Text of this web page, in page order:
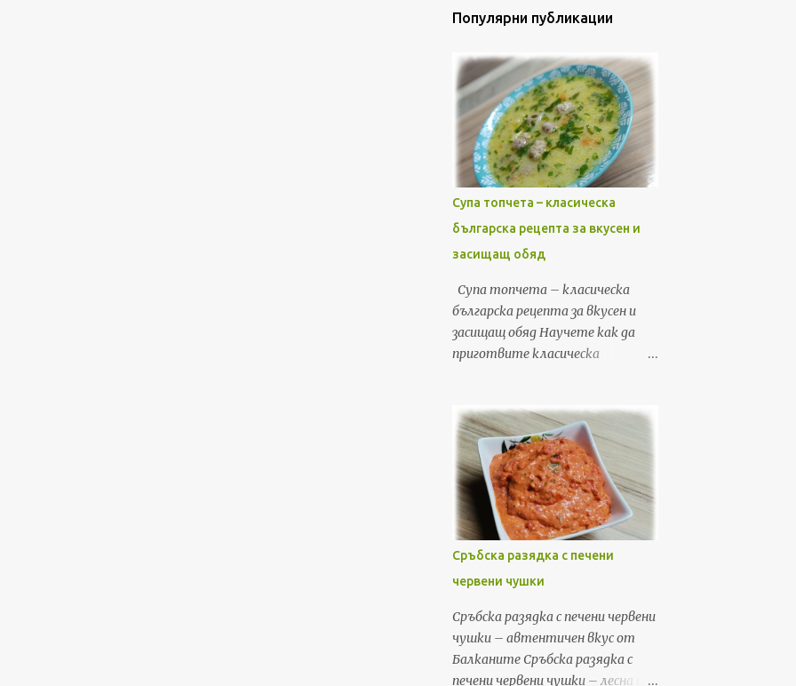
Популярни публикации
Супа топчета – класическа
българска рецепта за вкусен и
засищащ обяд
Супа топчета – класическа
българска рецепта за вкусен и
засищащ обяд Научете как да
приготвите класическа
Лесна, бърза и вкусна рецепта за
обяд или вечеря, с подробни
стъпки и съвети. Ако търсите
рецепта, която да съчетае уют,
домашен вкус и бързина, супата
топчета е точно това, от
което имате нужда. Това е една
от най-обичаните класически
български рецепти – лесна за
приготвяне, икономична и
засищаща. В тази публикация ще
споделя моя личен метод за
приготвяне на перфектната
Сръбска разядка с печени
червени чушки
Сръбска разядка с печени червени
чушки – автентичен вкус от
Балканите Сръбска разядка с
печени червени чушки – лесна и